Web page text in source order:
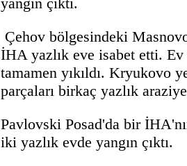
Çehov bölgesindeki
İHA yazlık eve isabet etti.
tamamen yıkıldı. Kryukovo
parçaları birkaç yazlık
Pavlovski Posad'da bir
iki yazlık evde yangın çıktı.